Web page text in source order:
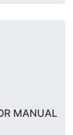
MANUAL